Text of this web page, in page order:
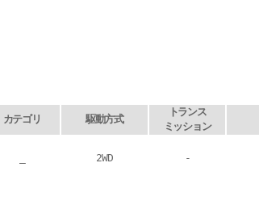
カテゴリ 駆動方式
トランス
ミッション
2WD -